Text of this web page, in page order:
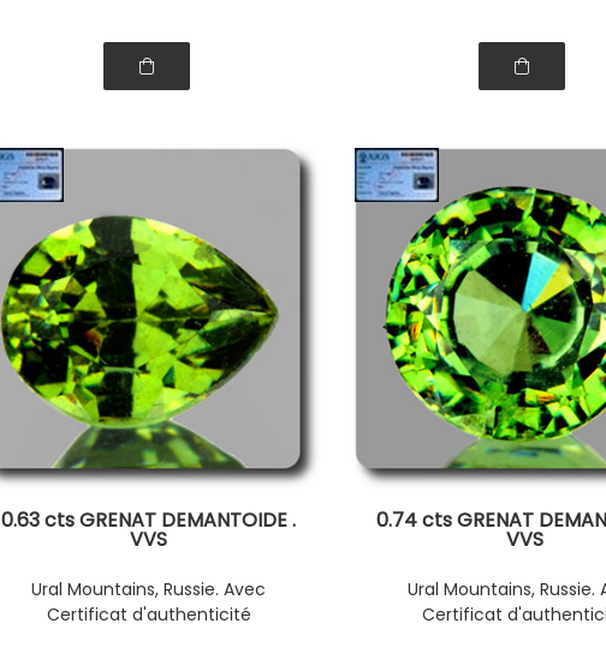
0.63 cts GRENAT DEMANTOIDE .
VVS
Ural Mountains, Russie. Avec
Certificat d'authenticité
0.74 cts GRENAT
VVS
Ural Mountains, Russie.
Certificat